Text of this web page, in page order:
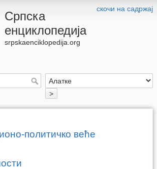
скочи на садржај
Српска
енциклопедија
srpskaenciklopedija.org
>
политичко веће